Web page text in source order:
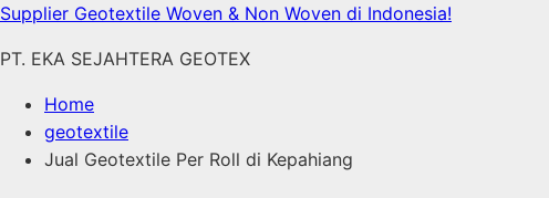
Skip
content
Supplier Geotextile Woven & Non Woven di Indonesia!
PT. EKA SEJAHTERA GEOTEX
Home
geotextile
Jual Geotextile Per Roll di Kepahiang